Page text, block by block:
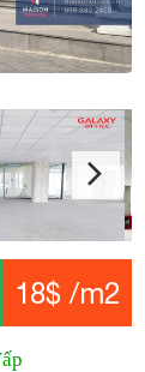
18$ /m2